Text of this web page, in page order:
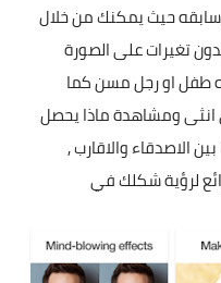
سابقه حيث يمكنك من خلال
تغيرات على الصورة
طفل او رجل مسن كما
ومشاهدة ماذا يحصل
الاصدقاء والاقارب ,
لرؤية شكلك في